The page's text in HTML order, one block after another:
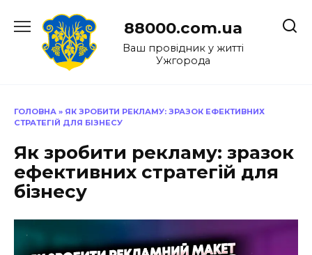
до
88000.com.ua
Ваш провідник у житті
Ужгорода
ГОЛОВНА » ЯК ЗРОБИТИ РЕКЛАМУ: ЗРАЗОК ЕФЕКТИВНИХ
СТРАТЕГІЙ ДЛЯ БІЗНЕСУ
Як зробити рекламу: зразок
ефективних стратегій для
бізнесу